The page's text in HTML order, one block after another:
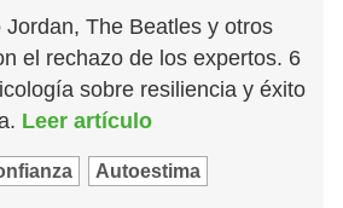
Jordan, The Beatles y otros
el rechazo de los expertos. 6
sobre resiliencia y éxito
Leer artículo
Autoestima